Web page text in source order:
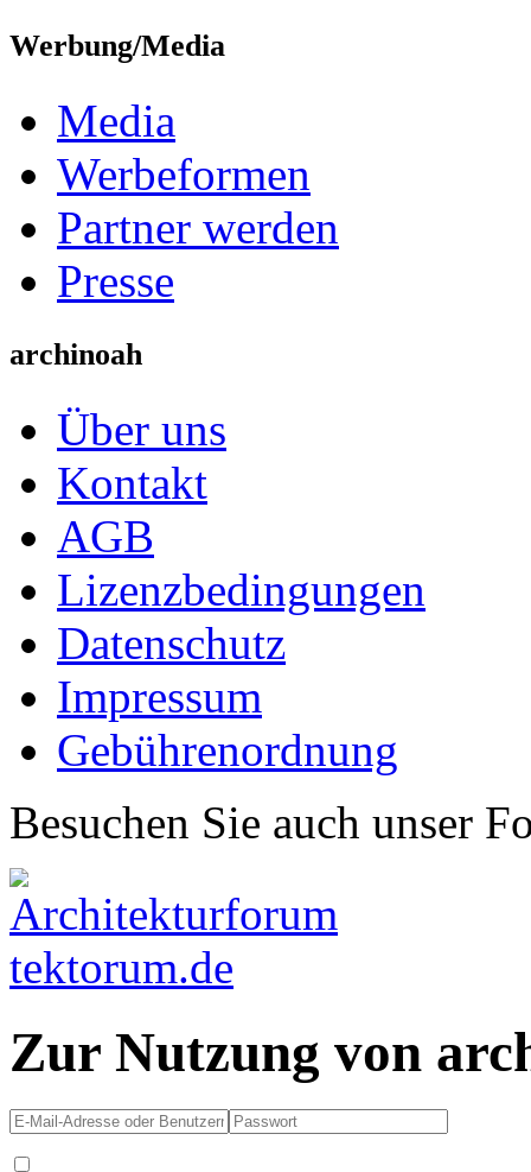
Werbung/Media
Media
Werbeformen
Partner werden
Presse
archinoah
Über uns
Kontakt
AGB
Lizenzbedingungen
Datenschutz
Impressum
Gebührenordnung
Besuchen Sie auch unser
Zur Nutzung von